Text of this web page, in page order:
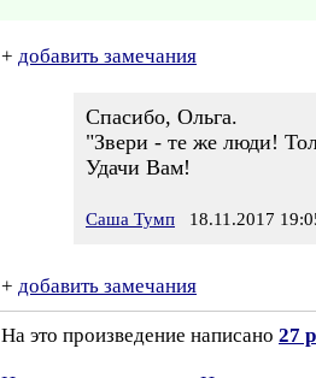
+ добавить замечания
Спасибо, Ольга.
"Звери - те же люди!
Удачи Вам!
Саша Тумп 18.11.2017
+ добавить замечания
На это произведение написано 27